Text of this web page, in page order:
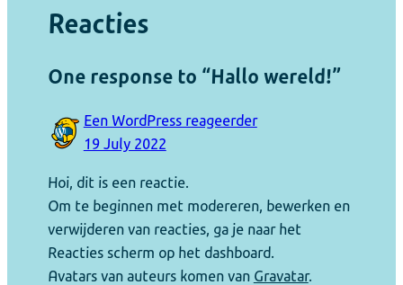
Reacties
One response to “Hallo wereld!”
Een WordPress reageerder
19 July 2022
Hoi, dit is een reactie.
Om te beginnen met modereren, bewerken en
verwijderen van reacties, ga je naar het
Reacties scherm op het dashboard.
Avatars van auteurs komen van Gravatar.